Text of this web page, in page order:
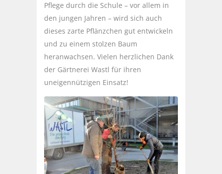
Pflege durch die Schule – vor allem in
den jungen Jahren – wird sich auch
dieses zarte Pflänzchen gut entwickeln
und zu einem stolzen Baum
heranwachsen. Vielen herzlichen Dank
der Gärtnerei Wastl für ihren
uneigennützigen Einsatz!